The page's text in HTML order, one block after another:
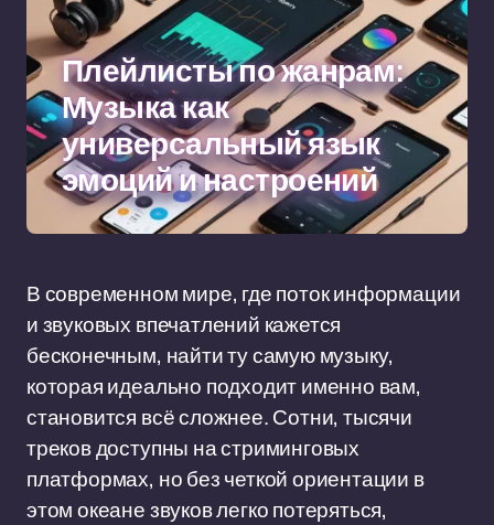
Плейлисты по жанрам:
Музыка как
универсальный язык
эмоций и настроений
В современном мире, где поток информации
и звуковых впечатлений кажется
бесконечным, найти ту самую музыку,
которая идеально подходит именно вам,
становится всё сложнее. Сотни, тысячи
треков доступны на стриминговых
платформах, но без четкой ориентации в
этом океане звуков легко потеряться,